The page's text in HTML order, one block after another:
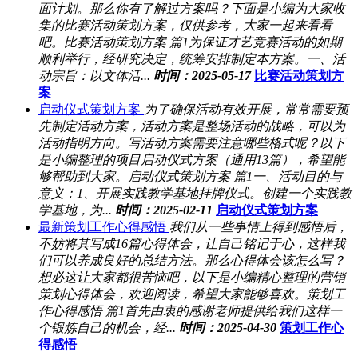
面计划。那么你有了解过方案吗？下面是小编为大家收
集的比赛活动策划方案，仅供参考，大家一起来看看
吧。比赛活动策划方案 篇1为保证才艺竞赛活动的如期
顺利举行，经研究决定，统筹安排制定本方案。一、活
动宗旨：以文体活... 时间：2025-05-17 比赛活动策划方
案
启动仪式策划方案 为了确保活动有效开展，常常需要预
先制定活动方案，活动方案是整场活动的战略，可以为
活动指明方向。写活动方案需要注意哪些格式呢？以下
是小编整理的项目启动仪式方案（通用13篇），希望能
够帮助到大家。启动仪式策划方案 篇1一、活动目的与
意义：1、开展实践教学基地挂牌仪式。创建一个实践教
学基地，为... 时间：2025-02-11 启动仪式策划方案
最新策划工作心得感悟 我们从一些事情上得到感悟后，
不妨将其写成16篇心得体会，让自己铭记于心，这样我
们可以养成良好的总结方法。那么心得体会该怎么写？
想必这让大家都很苦恼吧，以下是小编精心整理的营销
策划心得体会，欢迎阅读，希望大家能够喜欢。策划工
作心得感悟 篇1首先由衷的感谢老师提供给我们这样一
个锻炼自己的机会，经... 时间：2025-04-30 策划工作心
得感悟